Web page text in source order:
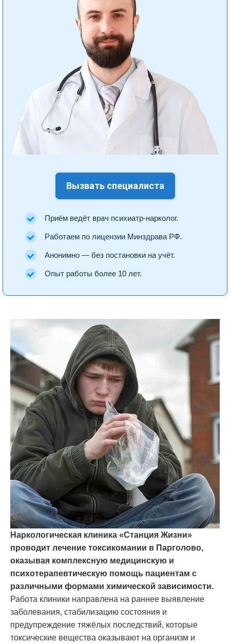
Вызвать специалиста
Приём ведёт врач психиатр-нарколог.
Работаем по лицензии Минздрава РФ.
Анонимно — без постановки на учёт.
Опыт работы более 10 лет.
Наркологическая клиника «Станция Жизни»
проводит лечение токсикомании в Парголово,
оказывая комплексную медицинскую и
психотерапевтическую помощь пациентам с
различными формами химической зависимости.
Работа клиники направлена на раннее выявление
заболевания, стабилизацию состояния и
предупреждение тяжёлых последствий, которые
токсические вещества оказывают на организм и